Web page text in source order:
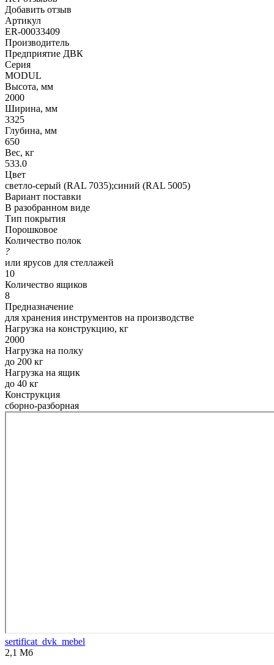
Добавить отзыв
Артикул
ER-00033409
Производитель
Предприятие ДВК
Серия
MODUL
Высота, мм
2000
Ширина, мм
3325
Глубина, мм
650
Вес, кг
533.0
Цвет
светло-серый (RAL 7035);синий (RAL 5005)
Вариант поставки
В разобранном виде
Тип покрытия
Порошковое
Количество полок
?
или ярусов для стеллажей
10
Количество ящиков
8
Предназначение
для хранения инструментов на производстве
Нагрузка на конструкцию, кг
2000
Нагрузка на полку
до 200 кг
Нагрузка на ящик
до 40 кг
Конструкция
сборно-разборная
sertificat_dvk_mebel
2,1 Мб